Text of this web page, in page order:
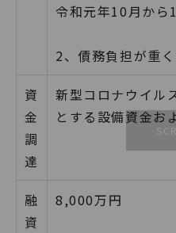
令和元年10月から
2、債務負担が重
資
金
調
達
新型コロナウイル
とする設備資金お
融
資
8,000万円